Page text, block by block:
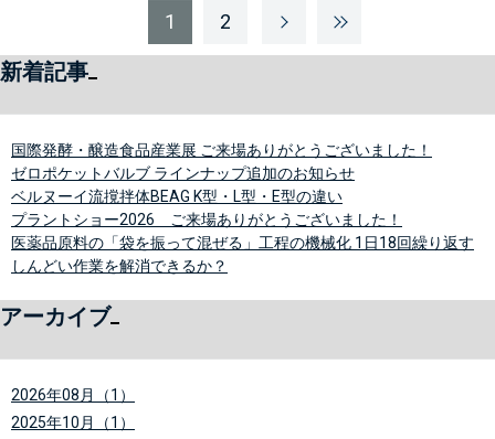
1 2
新着記事
国際発酵・醸造食品産業展 ご来場ありがとうございました！
ゼロポケットバルブ ラインナップ追加のお知らせ
ベルヌーイ流撹拌体BEAG K型・L型・E型の違い
プラントショー2026 ご来場ありがとうございました！
医薬品原料の「袋を振って混ぜる」工程の機械化 1日18回繰り返す
しんどい作業を解消できるか？
アーカイブ
2026年08月（1）
2025年10月（1）